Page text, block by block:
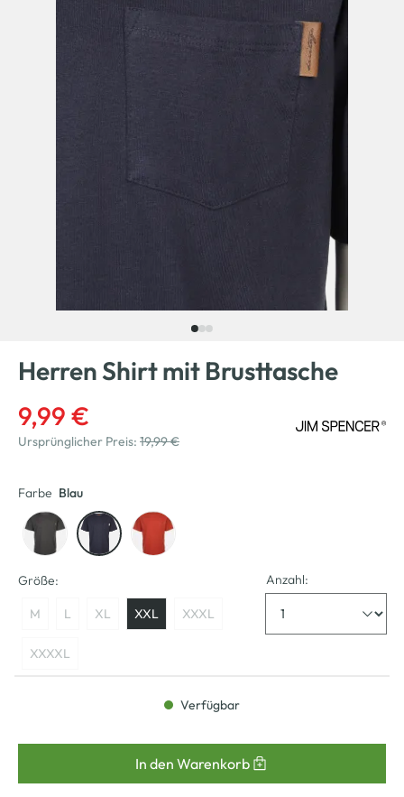
Herren Shirt mit Brusttasche
9,99 €
Ursprünglicher Preis: 19,99 €
Farbe Blau
Größe:
M L XL XXL XXXL
XXXXL
Anzahl:
Verfügbar
In den Warenkorb